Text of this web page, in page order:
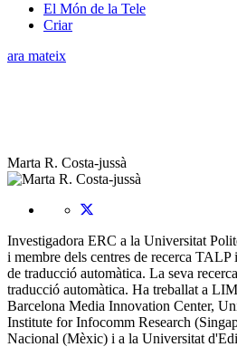
El Món de la Tele
Criar
ara mateix
Marta R. Costa-jussà
Investigadora ERC a la Universitat
i membre dels centres de recerca
de traducció automàtica. La seva
traducció automàtica. Ha treballat a
Barcelona Media Innovation Center,
Institute for Infocomm Research
Nacional (Mèxic) i a la Universitat